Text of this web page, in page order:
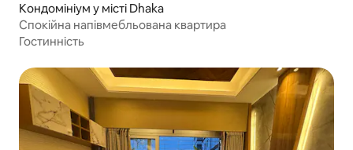
Кондомініум у місті Dhaka
Спокійна напівмебльована квартира
Гостинність